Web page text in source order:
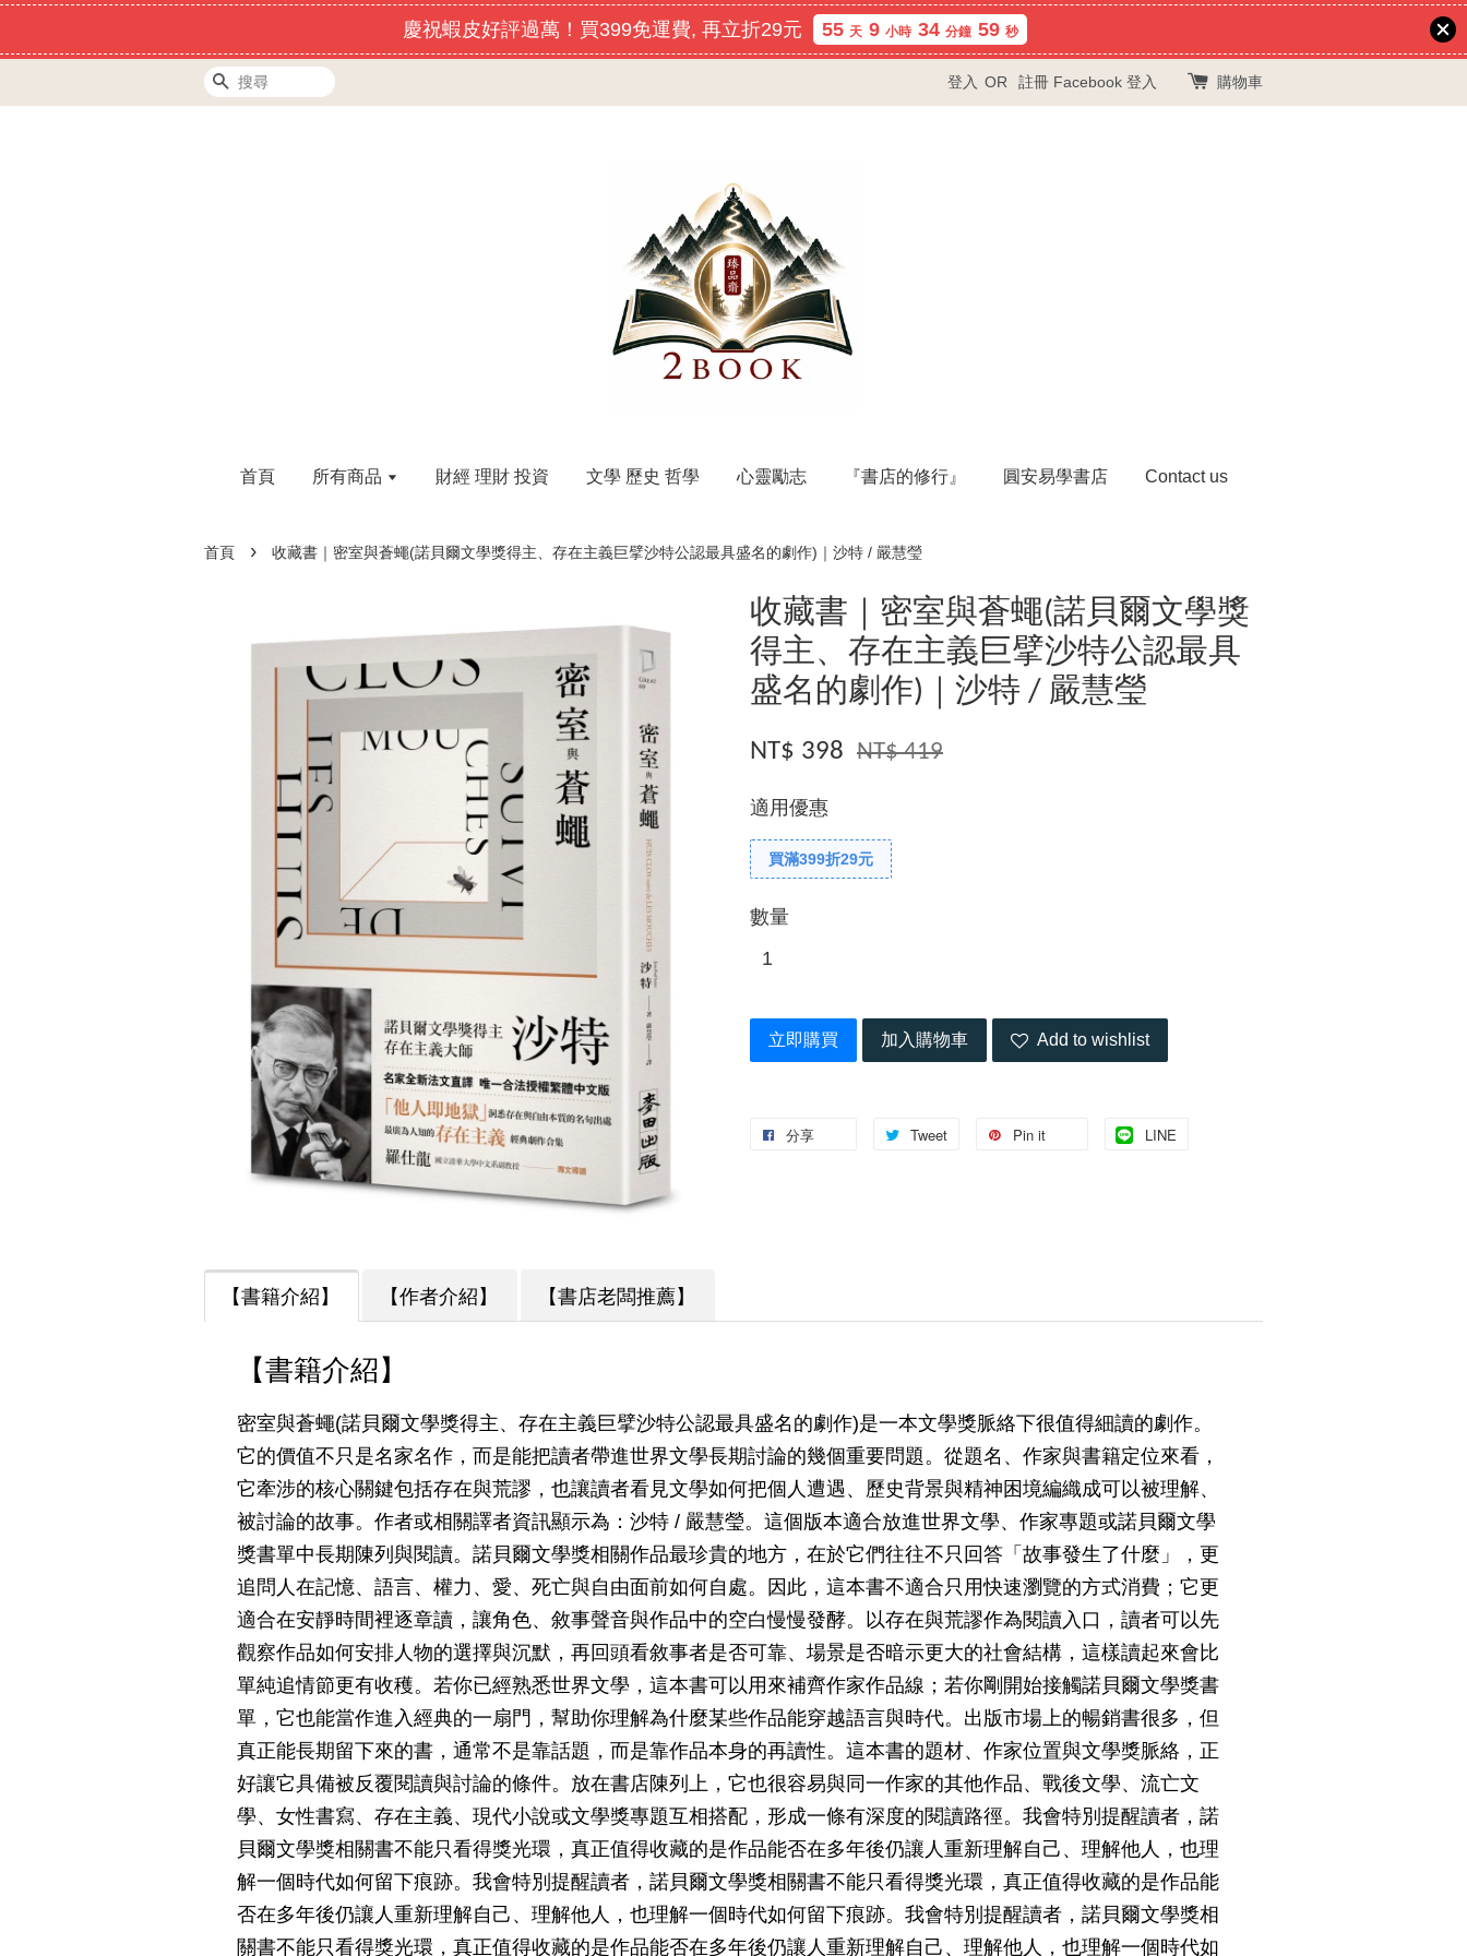
慶祝蝦皮好評過萬！買399免運費, 再立折29元 55 天 9 小時 34 分鐘 59 秒
搜尋 登入 OR 註冊 Facebook 登入 購物車
首頁 所有商品 財經 理財 投資 文學 歷史 哲學 心靈勵志 『書店的修行』 圓安易學書店 Contact us
首頁 › 收藏書｜密室與蒼蠅(諾貝爾文學獎得主、存在主義巨擘沙特公認最具盛名的劇作)｜沙特 / 嚴慧瑩
收藏書｜密室與蒼蠅(諾貝爾文學獎
得主、存在主義巨擘沙特公認最具
盛名的劇作)｜沙特 / 嚴慧瑩
NT$ 398 NT$ 419
適用優惠
買滿399折29元
數量
立即購買 加入購物車 Add to wishlist
分享 Tweet Pin it LINE
【書籍介紹】 【作者介紹】 【書店老闆推薦】
【書籍介紹】
密室與蒼蠅(諾貝爾文學獎得主、存在主義巨擘沙特公認最具盛名的劇作)是一本文學獎脈絡下很值得細讀的劇作。
它的價值不只是名家名作，而是能把讀者帶進世界文學長期討論的幾個重要問題。從題名、作家與書籍定位來看，
它牽涉的核心關鍵包括存在與荒謬，也讓讀者看見文學如何把個人遭遇、歷史背景與精神困境編織成可以被理解、
被討論的故事。作者或相關譯者資訊顯示為：沙特 / 嚴慧瑩。這個版本適合放進世界文學、作家專題或諾貝爾文學
獎書單中長期陳列與閱讀。諾貝爾文學獎相關作品最珍貴的地方，在於它們往往不只回答「故事發生了什麼」，更
追問人在記憶、語言、權力、愛、死亡與自由面前如何自處。因此，這本書不適合只用快速瀏覽的方式消費；它更
適合在安靜時間裡逐章讀，讓角色、敘事聲音與作品中的空白慢慢發酵。以存在與荒謬作為閱讀入口，讀者可以先
觀察作品如何安排人物的選擇與沉默，再回頭看敘事者是否可靠、場景是否暗示更大的社會結構，這樣讀起來會比
單純追情節更有收穫。若你已經熟悉世界文學，這本書可以用來補齊作家作品線；若你剛開始接觸諾貝爾文學獎書
單，它也能當作進入經典的一扇門，幫助你理解為什麼某些作品能穿越語言與時代。出版市場上的暢銷書很多，但
真正能長期留下來的書，通常不是靠話題，而是靠作品本身的再讀性。這本書的題材、作家位置與文學獎脈絡，正
好讓它具備被反覆閱讀與討論的條件。放在書店陳列上，它也很容易與同一作家的其他作品、戰後文學、流亡文
學、女性書寫、存在主義、現代小說或文學獎專題互相搭配，形成一條有深度的閱讀路徑。我會特別提醒讀者，諾
貝爾文學獎相關書不能只看得獎光環，真正值得收藏的是作品能否在多年後仍讓人重新理解自己、理解他人，也理
解一個時代如何留下痕跡。我會特別提醒讀者，諾貝爾文學獎相關書不能只看得獎光環，真正值得收藏的是作品能
否在多年後仍讓人重新理解自己、理解他人，也理解一個時代如何留下痕跡。我會特別提醒讀者，諾貝爾文學獎相
關書不能只看得獎光環，真正值得收藏的是作品能否在多年後仍讓人重新理解自己、理解他人，也理解一個時代如